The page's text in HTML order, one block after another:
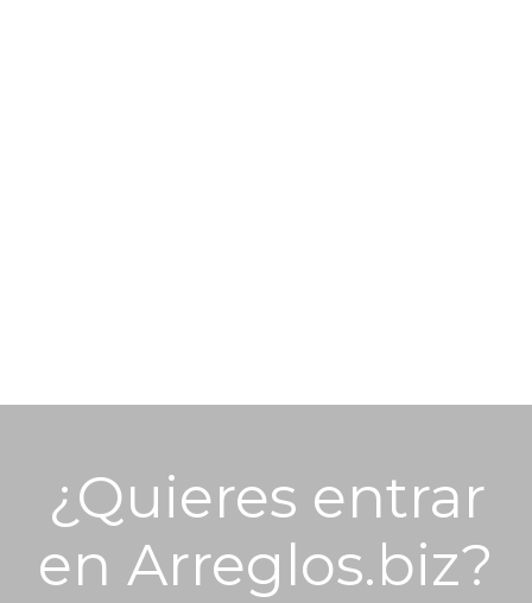
¿Quieres entrar
en Arreglos.biz?